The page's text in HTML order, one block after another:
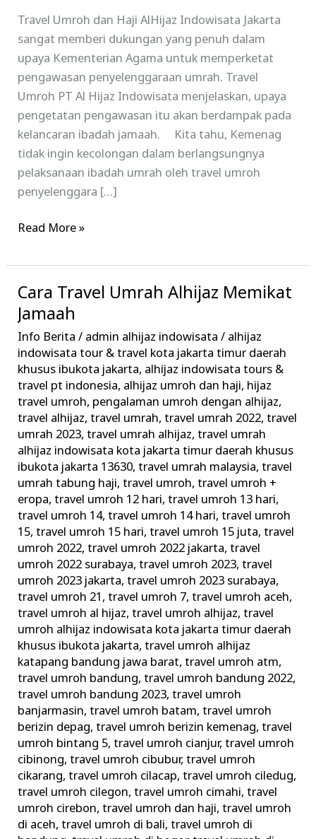
Travel Umroh dan Haji AlHijaz Indowisata Jakarta
sangat memberi dukungan yang penuh dalam
upaya Kementerian Agama untuk memperketat
pengawasan penyelenggaraan umrah. Travel
Umroh PT Al Hijaz Indowisata menjelaskan, upaya
pengetatan pengawasan itu akan berdampak pada
kelancaran ibadah jamaah. Kita tahu, Kemenag
tidak ingin kecolongan dalam berlangsungnya
pelaksanaan ibadah umrah oleh travel umroh
penyelenggara […]
Read More »
Cara Travel Umrah Alhijaz Memikat
Jamaah
Info Berita / admin alhijaz indowisata/ alhijaz
indowisata tour & travel kota jakarta timur daerah
khusus ibukota jakarta, alhijaz indowisata tours &
travel pt indonesia, alhijaz umroh dan haji, hijaz
travel umroh, pengalaman umroh dengan alhijaz,
travel alhijaz,travel umrah,travel umrah 2022,travel
umrah 2023,travel umrah alhijaz,travel umrah
alhijaz indowisata kota jakarta timur daerah khusus
ibukota jakarta 13630,travel umrah malaysia,travel
umrah tabung haji,travel umroh,travel umroh +
eropa,travel umroh 12 hari,travel umroh 13 hari,
travel umroh 14,travel umroh 14 hari,travel umroh
15,travel umroh 15 hari,travel umroh 15 juta,travel
umroh 2022,travel umroh 2022 jakarta,travel
umroh 2022 surabaya,travel umroh 2023,travel
umroh 2023 jakarta,travel umroh 2023 surabaya,
travel umroh 21,travel umroh 7,travel umroh aceh,
travel umroh al hijaz,travel umroh alhijaz,travel
umroh alhijaz indowisata kota jakarta timur daerah
khusus ibukota jakarta,travel umroh alhijaz
katapang bandung jawa barat,travel umroh atm,
travel umroh bandung,travel umroh bandung 2022,
travel umroh bandung 2023,travel umroh
banjarmasin,travel umroh batam,travel umroh
berizin depag,travel umroh berizin kemenag,travel
umroh bintang 5,travel umroh cianjur,travel umroh
cibinong,travel umroh cibubur,travel umroh
cikarang,travel umroh cilacap,travel umroh ciledug,
travel umroh cilegon,travel umroh cimahi,travel
umroh cirebon,travel umroh dan haji,travel umroh
di aceh,travel umroh di bali,travel umroh di
Cara
Travel
Umrah
Alhijaz
Memikat
Jamaah